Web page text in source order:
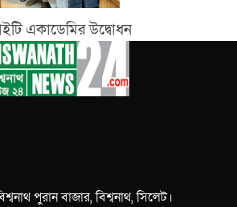
একাডেমির উদ্বোধন
পুরান বাজার, বিশ্বনাথ, সিলেট।